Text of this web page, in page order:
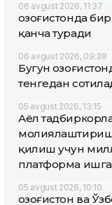
06 avgust 2026, 11:37
Қозоғистонда
қанча туради
06 avgust 2026, 09:38
Бугун
тенгедан
05 avgust 2026, 13:15
Аёл
қилиш учун
платформа
05 avgust 2026, 10:10
Қозоғистон ва